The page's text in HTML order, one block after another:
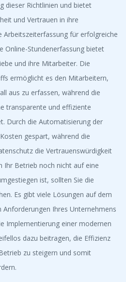
dieser Richtlinien und bietet
und Vertrauen in ihre
Arbeitszeiterfassung für erfolgreiche
Online-Stundenerfassung bietet
und ihre Mitarbeiter. Die
ermöglicht es den Mitarbeitern,
aus zu erfassen, während die
transparente und effiziente
Durch die Automatisierung der
gespart, während die
die Vertrauenswürdigkeit
Ihr Betrieb noch nicht auf eine
ist, sollten Sie die
Es gibt viele Lösungen auf dem
Anforderungen Ihres Unternehmens
Implementierung einer modernen
dazu beitragen, die Effizienz
zu steigern und somit